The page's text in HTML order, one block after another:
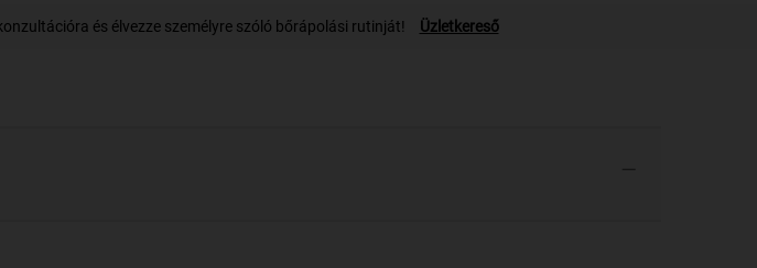
és élvezze személyre szóló bőrápolási rutinját! Üzletkereső